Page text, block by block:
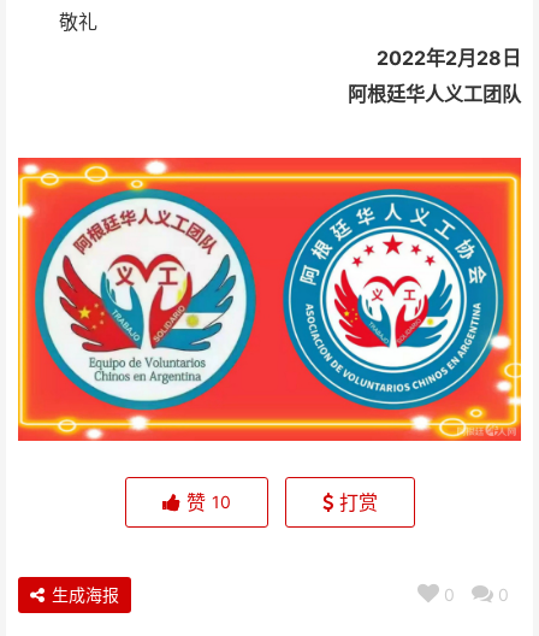
敬礼
2022年2月28日
阿根廷华人义工团队
赞 10 打赏
0 0
生成海报